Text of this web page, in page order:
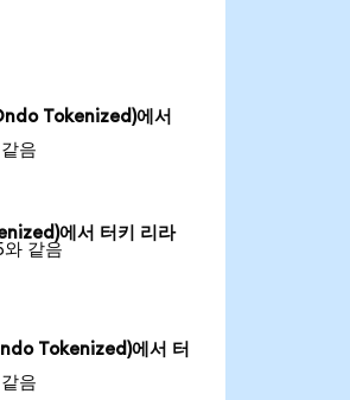
Tokenized)에서
음
에서 터키 리라
와 같음
Tokenized)에서 터
음